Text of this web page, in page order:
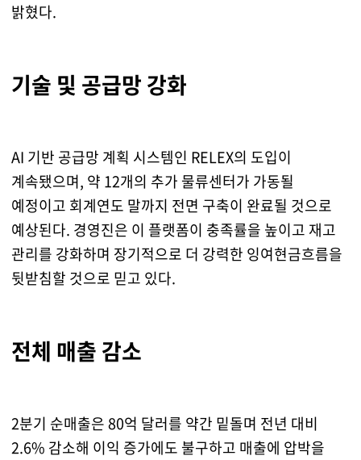
밝혔다.
기술 및 공급망 강화
AI 기반 공급망 계획 시스템인 RELEX의 도입이
계속됐으며, 약 12개의 추가 물류센터가 가동될
예정이고 회계연도 말까지 전면 구축이 완료될 것으로
예상된다. 경영진은 이 플랫폼이 충족률을 높이고 재고
관리를 강화하며 장기적으로 더 강력한 잉여현금흐름을
뒷받침할 것으로 믿고 있다.
전체 매출 감소
2분기 순매출은 80억 달러를 약간 밑돌며 전년 대비
2.6% 감소해 이익 증가에도 불구하고 매출에 압박을